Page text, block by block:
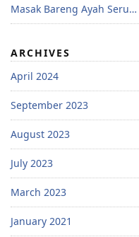
Masak Bareng Ayah Seru…
ARCHIVES
April 2024
September 2023
August 2023
July 2023
March 2023
January 2021